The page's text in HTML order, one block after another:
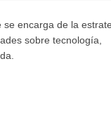
encarga de la
sobre tecnología,